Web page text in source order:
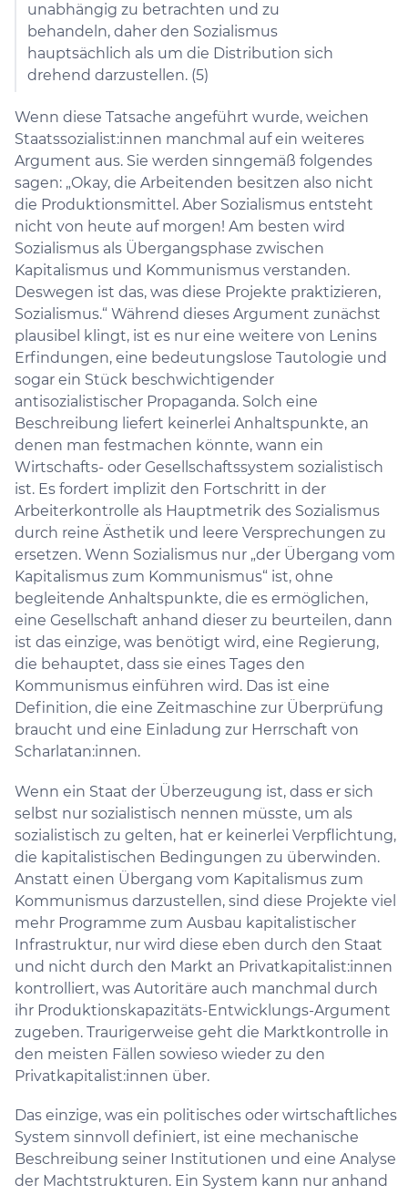
unabhängig zu betrachten und zu
behandeln, daher den Sozialismus
hauptsächlich als um die Distribution sich
drehend darzustellen. (5)
Wenn diese Tatsache angeführt wurde, weichen
Staatssozialist:innen manchmal auf ein weiteres
Argument aus. Sie werden sinngemäß folgendes
sagen: „Okay, die Arbeitenden besitzen also nicht
die Produktionsmittel. Aber Sozialismus entsteht
nicht von heute auf morgen! Am besten wird
Sozialismus als Übergangsphase zwischen
Kapitalismus und Kommunismus verstanden.
Deswegen ist das, was diese Projekte praktizieren,
Sozialismus.“ Während dieses Argument zunächst
plausibel klingt, ist es nur eine weitere von Lenins
Erfindungen, eine bedeutungslose Tautologie und
sogar ein Stück beschwichtigender
antisozialistischer Propaganda. Solch eine
Beschreibung liefert keinerlei Anhaltspunkte, an
denen man festmachen könnte, wann ein
Wirtschafts- oder Gesellschaftssystem sozialistisch
ist. Es fordert implizit den Fortschritt in der
Arbeiterkontrolle als Hauptmetrik des Sozialismus
durch reine Ästhetik und leere Versprechungen zu
ersetzen. Wenn Sozialismus nur „der Übergang vom
Kapitalismus zum Kommunismus“ ist, ohne
begleitende Anhaltspunkte, die es ermöglichen,
eine Gesellschaft anhand dieser zu beurteilen, dann
ist das einzige, was benötigt wird, eine Regierung,
die behauptet, dass sie eines Tages den
Kommunismus einführen wird. Das ist eine
Definition, die eine Zeitmaschine zur Überprüfung
braucht und eine Einladung zur Herrschaft von
Scharlatan:innen.
Wenn ein Staat der Überzeugung ist, dass er sich
selbst nur sozialistisch nennen müsste, um als
sozialistisch zu gelten, hat er keinerlei Verpflichtung,
die kapitalistischen Bedingungen zu überwinden.
Anstatt einen Übergang vom Kapitalismus zum
Kommunismus darzustellen, sind diese Projekte viel
mehr Programme zum Ausbau kapitalistischer
Infrastruktur, nur wird diese eben durch den Staat
und nicht durch den Markt an Privatkapitalist:innen
kontrolliert, was Autoritäre auch manchmal durch
ihr Produktionskapazitäts-Entwicklungs-Argument
zugeben. Traurigerweise geht die Marktkontrolle in
den meisten Fällen sowieso wieder zu den
Privatkapitalist:innen über.
Das einzige, was ein politisches oder wirtschaftliches
System sinnvoll definiert, ist eine mechanische
Beschreibung seiner Institutionen und eine Analyse
der Machtstrukturen. Ein System kann nur anhand